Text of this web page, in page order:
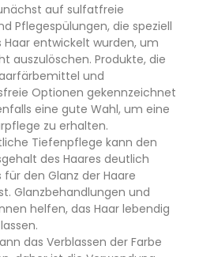
auf sulfatfreie
Pflegespülungen, die speziell
entwickelt wurden, um
auszulöschen. Produkte, die
und
Optionen gekennzeichnet
eine gute Wahl, um eine
zu erhalten.
Tiefenpflege kann den
des Haares deutlich
für den Glanz der Haare
Glanzbehandlungen und
helfen, das Haar lebendig
das Verblassen der Farbe